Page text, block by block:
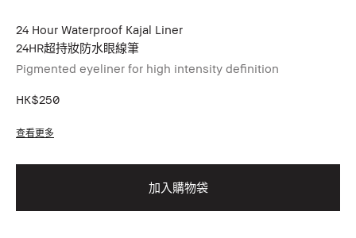
24 Hour Waterproof Kajal Liner
24HR超持妝防水眼線筆
Pigmented eyeliner for high intensity definition
HK$250
查看更多
加入購物袋